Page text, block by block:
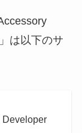
は以下のサ
Developer